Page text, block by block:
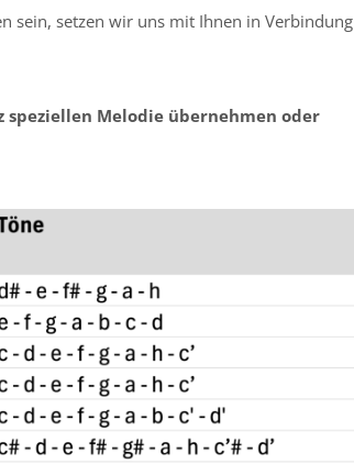
sein, setzen wir uns mit Ihnen in Verbindung
speziellen Melodie übernehmen oder